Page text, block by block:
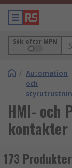
Sök efter MPN
/ Automation
och
HMI- och
kontakter
173